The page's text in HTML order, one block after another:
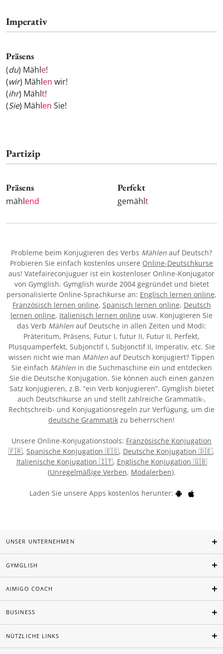
Imperativ
Präsens
(du) Mähle!
(wir) Mählen wir!
(ihr) Mählt!
(Sie) Mählen Sie!
Partizip
Präsens
mählend
Perfekt
gemählt
Probleme beim Konjugieren des Verbs Mählen auf Deutsch?
Probieren Sie einfach kostenlos unsere Online-Deutschkurse
aus! Vatefaireconjuguer ist ein kostenloser Online-Konjugator
von Gymglish. Gymglish wurde 2004 gegründet und bietet
personalisierte Online-Sprachkurse an: Englisch lernen online,
Französisch lernen online, Spanisch lernen online, Deutsch
lernen online, Italienisch lernen online usw. Konjugieren Sie
das Verb Mählen auf Deutsche in allen Zeiten und Modi:
Präteritum, Präsens, Futur I, futur II, Futur II, Perfekt,
Plusquamperfekt, Subjonctif I, Subjonctif II, Imperativ, etc. Sie
wissen nicht wie man Mählen auf Deutsch konjugiert? Tippen
Sie einfach Mählenin die Suchmaschine ein und entdecken
Sie die Deutsche Konjugation. Sie können auch einen ganzen
Satz konjugieren, z.B. “ein Verb konjugieren”. Gymglish bietet
auch Deutschkurse an und stellt zahlreiche Grammatik-,
Rechtschreib- und Konjugationsregeln zur Verfügung, um die
deutsche Grammatik zu beherrschen!
Unsere Online-Konjugationstools: Französische Konjugation
🇫🇷, Spanische Konjugation 🇪🇸, Deutsche Konjugation 🇩🇪,
Italienische Konjugation 🇮🇹, Englische Konjugation 🇬🇧
(Unregelmäßige Verben, Modalerben).
Laden Sie unsere Apps kostenlos herunter:
UNSER UNTERNEHMEN
GYMGLISH
AIMIGO COACH
BUSINESS
NÜTZLICHE LINKS